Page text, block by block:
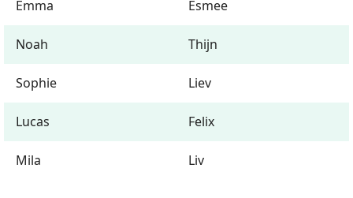
Emma Esmee
Noah Thijn
Sophie Liev
Lucas Felix
Mila Liv